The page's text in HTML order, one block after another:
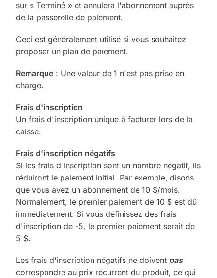
sur « Terminé » et annulera l'abonnement auprès
de la passerelle de paiement.
Ceci est généralement utilisé si vous souhaitez
proposer un plan de paiement.
Remarque : Une valeur de 1 n'est pas prise en
charge.
Frais d'inscription
Un frais d'inscription unique à facturer lors de la
caisse.
Frais d'inscription négatifs
Si les frais d'inscription sont un nombre négatif, ils
réduiront le paiement initial. Par exemple, disons
que vous avez un abonnement de 10 $/mois.
Normalement, le premier paiement de 10 $ est dû
immédiatement. Si vous définissez des frais
d'inscription de -5, le premier paiement serait de
5 $.
Les frais d'inscription négatifs ne doivent pas
correspondre au prix récurrent du produit, ce qui